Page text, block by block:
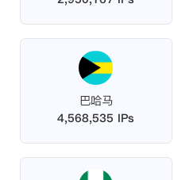
巴哈马
4,568,535 IPs